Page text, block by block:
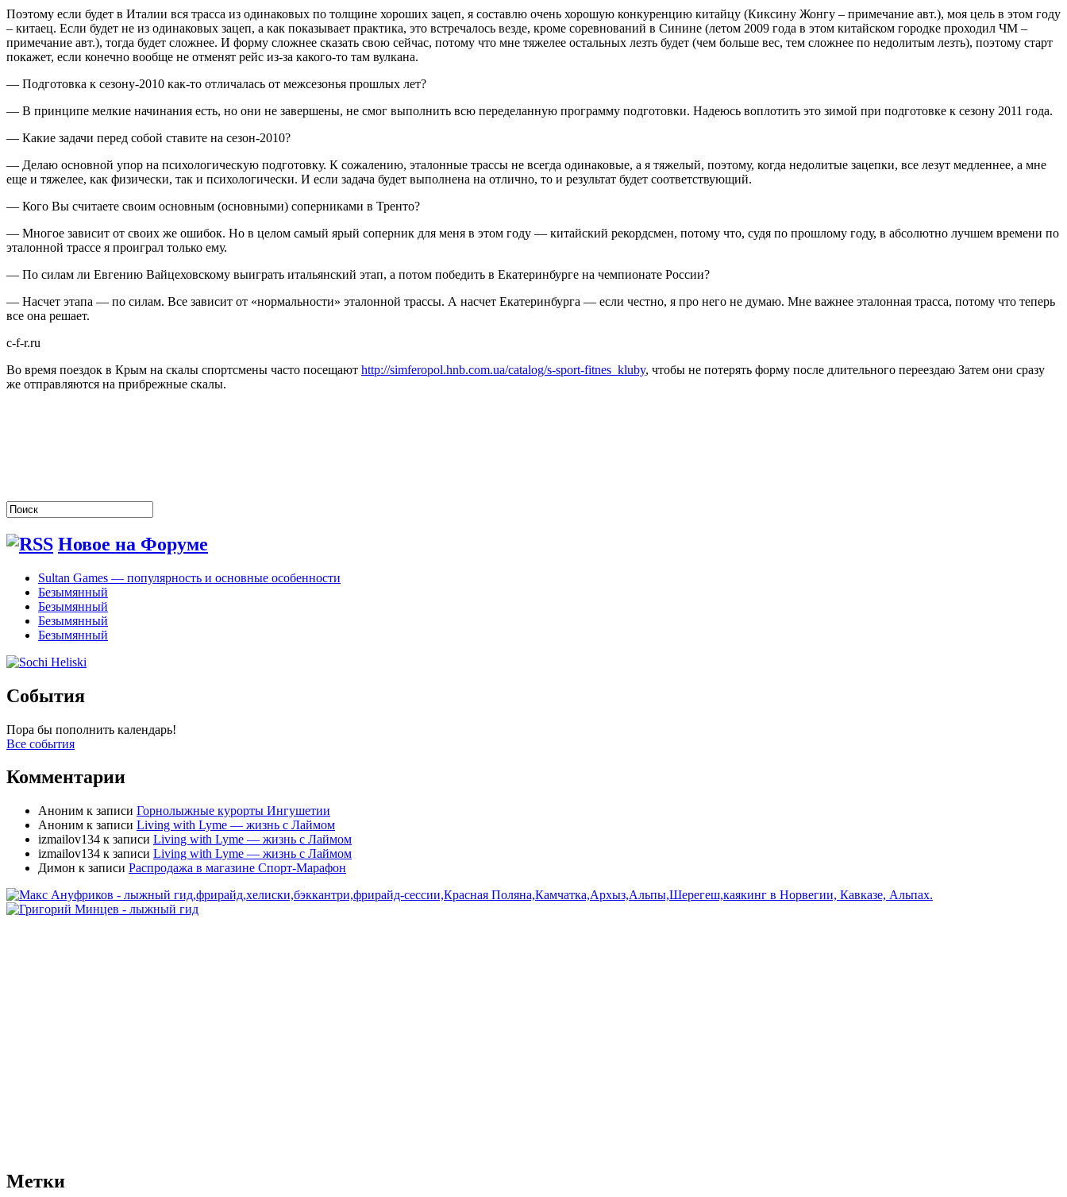
Поэтому если будет в Италии вся трасса из одинаковых по толщине хороших зацеп, я составлю очень хорошую конкуренцию китайцу (Киксину Жонгу – примечание авт.), моя цель в этом году
– китаец. Если будет не из одинаковых зацеп, а как показывает практика, это встречалось везде, кроме соревнований в Синине (летом 2009 года в этом китайском городке проходил ЧМ –
примечание авт.), тогда будет сложнее. И форму сложнее сказать свою сейчас, потому что мне тяжелее остальных лезть будет (чем больше вес, тем сложнее по недолитым лезть), поэтому старт
покажет, если конечно вообще не отменят рейс из-за какого-то там вулкана.
— Подготовка к сезону-2010 как-то отличалась от межсезонья прошлых лет?
— В принципе мелкие начинания есть, но они не завершены, не смог выполнить всю переделанную программу подготовки. Надеюсь воплотить это зимой при подготовке к сезону 2011 года.
— Какие задачи перед собой ставите на сезон-2010?
— Делаю основной упор на психологическую подготовку. К сожалению, эталонные трассы не всегда одинаковые, а я тяжелый, поэтому, когда недолитые зацепки, все лезут медленнее, а мне
еще и тяжелее, как физически, так и психологически. И если задача будет выполнена на отлично, то и результат будет соответствующий.
— Кого Вы считаете своим основным (основными) соперниками в Тренто?
— Многое зависит от своих же ошибок. Но в целом самый ярый соперник для меня в этом году — китайский рекордсмен, потому что, судя по прошлому году, в абсолютно лучшем времени по
эталонной трассе я проиграл только ему.
— По силам ли Евгению Вайцеховскому выиграть итальянский этап, а потом победить в Екатеринбурге на чемпионате России?
— Насчет этапа — по силам. Все зависит от «нормальности» эталонной трассы. А насчет Екатеринбурга — если честно, я про него не думаю. Мне важнее эталонная трасса, потому что теперь
все она решает.
c-f-r.ru
Во время поездок в Крым на скалы спортсмены часто посещают http://simferopol.hnb.com.ua/catalog/s-sport-fitnes_kluby, чтобы не потерять форму после длительного переездаю Затем они сразу
же отправляются на прибрежные скалы.
Новое на Форуме
Sultan Games — популярность и основные особенности
Безымянный
Безымянный
Безымянный
Безымянный
События
Пора бы пополнить календарь!
Все события
Комментарии
Аноним к записи Горнолыжные курорты Ингушетии
Аноним к записи Living with Lyme — жизнь с Лаймом
izmailov134 к записи Living with Lyme — жизнь с Лаймом
izmailov134 к записи Living with Lyme — жизнь с Лаймом
Димон к записи Распродажа в магазине Спорт-Марафон
Метки